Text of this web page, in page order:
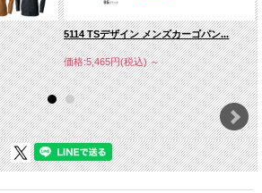
5114 TSデザイン メンズカーゴパン...
価格:5,465円(税込)～